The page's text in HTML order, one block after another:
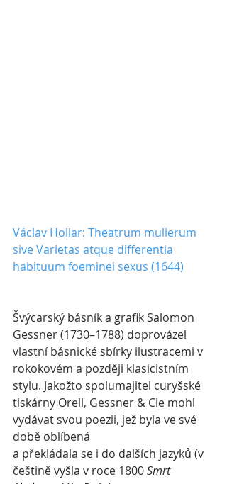
Václav Hollar: Theatrum mulierum
sive Varietas atque differentia
habituum foeminei sexus (1644)
Švýcarský básník a grafik Salomon
Gessner (1730–1788) doprovázel
vlastní básnické sbírky ilustracemi v
rokokovém a později klasicistním
stylu. Jakožto spolumajitel curyšské
tiskárny Orell, Gessner & Cie mohl
vydávat svou poezii, jež byla ve své
době oblíbená
a překládala se i do dalších jazyků (v
češtině vyšla v roce 1800 Smrt